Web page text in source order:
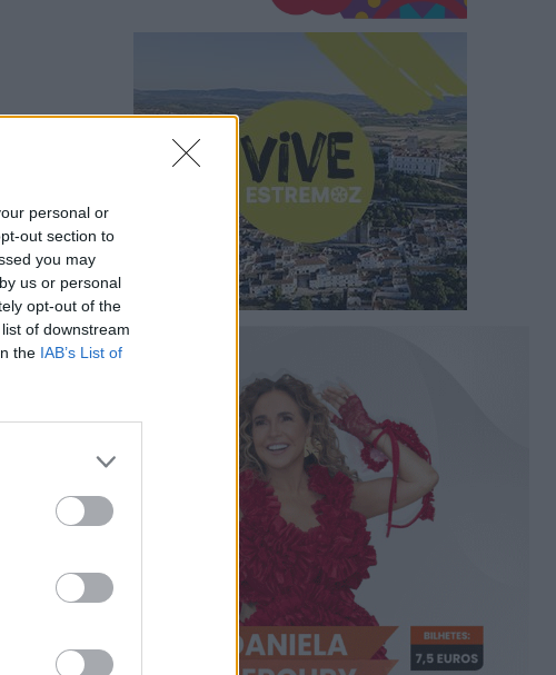
personal or
out section to
you may
us or personal
opt-out of the
of downstream
the IAB’s List of